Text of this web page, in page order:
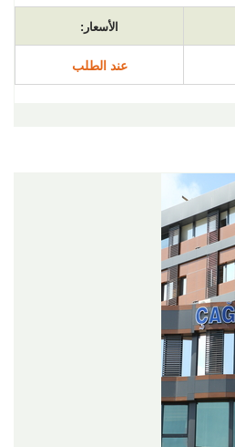
الأسعار:
عند الطلب